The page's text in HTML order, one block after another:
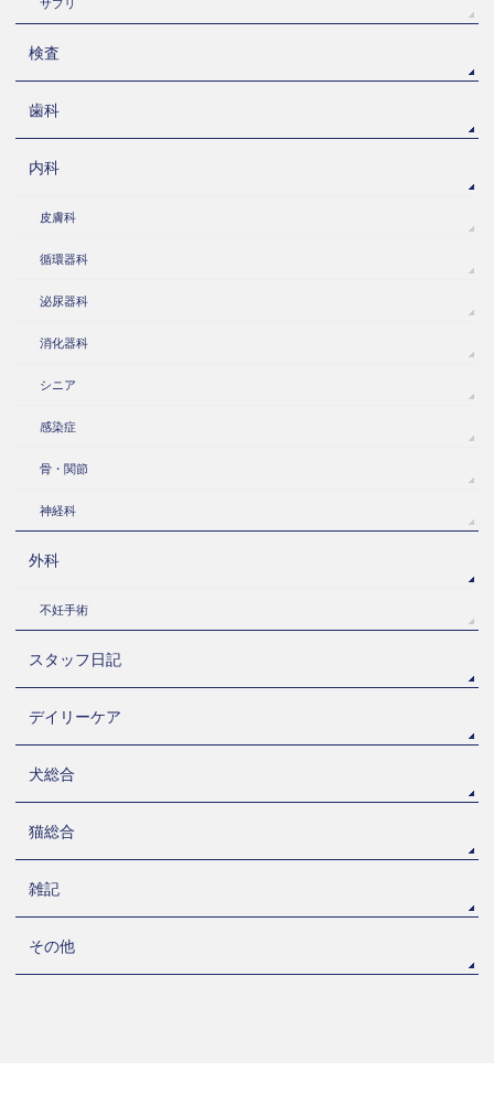
サプリ
検査
歯科
内科
皮膚科
循環器科
泌尿器科
消化器科
シニア
感染症
骨・関節
神経科
外科
不妊手術
スタッフ日記
デイリーケア
犬総合
猫総合
雑記
その他